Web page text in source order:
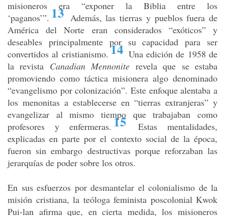
misioneros era “exponer la Biblia entre los
‘paganos’”. 13 Además, las tierras y pueblos fuera de
América del Norte eran considerados “exóticos” y
deseables principalmente por su capacidad para ser
convertidos al cristianismo. 14 Una edición de 1958 de
la revista Canadian Mennonite revela que se estaba
promoviendo como táctica misionera algo denominado
“evangelismo por colonización”. Este enfoque alentaba a
los menonitas a establecerse en “tierras extranjeras” y
evangelizar al mismo tiempo que trabajaban como
profesores y enfermeras. 15
Estas mentalidades,
explicadas en parte por el contexto social de la época,
fueron sin embargo destructivas porque reforzaban las
jerarquías de poder sobre los otros.
En sus esfuerzos por desmantelar el colonialismo de la
misión cristiana, la teóloga feminista poscolonial Kwok
Pui-lan afirma que, en cierta medida, los misioneros